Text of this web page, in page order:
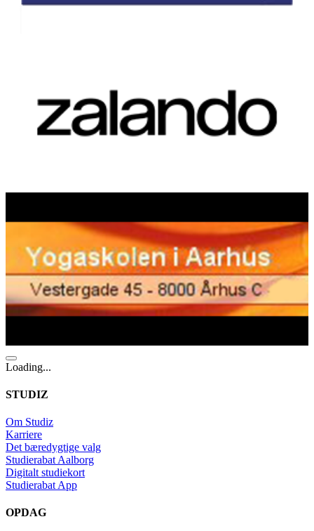
Loading...
STUDIZ
Om Studiz
Karriere
Det bæredygtige valg
Studierabat Aalborg
Digitalt studiekort
Studierabat App
OPDAG